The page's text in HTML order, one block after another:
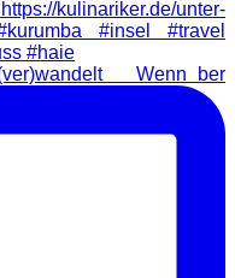
Wenn ber